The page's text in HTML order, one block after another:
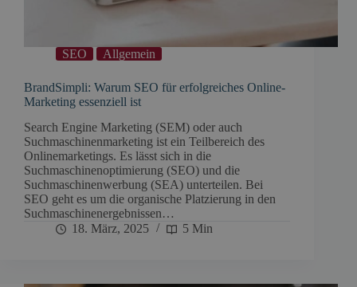
SEO Allgemein
BrandSimpli: Warum SEO für erfolgreiches Online-
Marketing essenziell ist
Search Engine Marketing (SEM) oder auch
Suchmaschinenmarketing ist ein Teilbereich des
Onlinemarketings. Es lässt sich in die
Suchmaschinenoptimierung (SEO) und die
Suchmaschinenwerbung (SEA) unterteilen. Bei
SEO geht es um die organische Platzierung in den
Suchmaschinenergebnissen…
18. März, 2025
5 Min